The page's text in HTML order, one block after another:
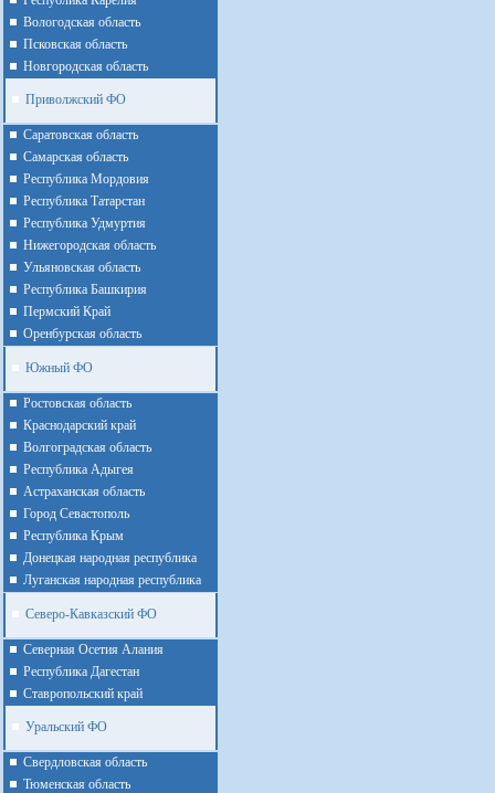
Вологодская область
Псковская область
Новгородская область
Приволжский ФО
Cаратовская область
Cамарская область
Республика Мордовия
Республика Татарстан
Республика Удмуртия
Нижегородская область
Ульяновская область
Республика Башкирия
Пермский Край
Оренбурская область
Южный ФО
Ростовская область
Краснодарский край
Волгоградская область
Республика Адыгея
Астраханская область
Город Севастополь
Республика Крым
Донецкая народная республика
Луганская народная республика
Северо-Кавказский ФО
Северная Осетия Алания
Республика Дагестан
Ставропольский край
Уральский ФО
Cвердловская область
Тюменская область